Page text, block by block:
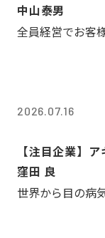
中山泰男
全員経営でお客
2026.07.16
【注目企業】
窪田 良
世界から目の病